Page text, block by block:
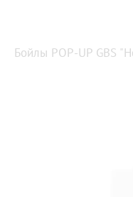
Бойлы POP-UP GBS